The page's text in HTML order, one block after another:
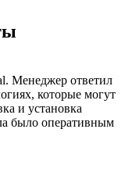
Менеджер ответил
которые могут
и установка
было оперативным